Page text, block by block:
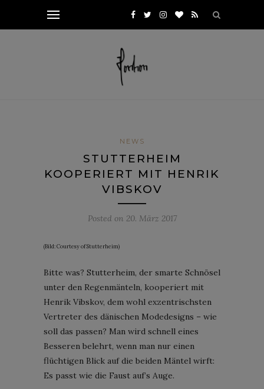
NEWS
STUTTERHEIM
KOOPERIERT MIT HENRIK
VIBSKOV
Posted on 20. März 2017
(Bild: Courtesy of Stutterheim)
Bitte was? Stutterheim, der smarte Schnösel
unter den Regenmänteln, kooperiert mit
Henrik Vibskov, dem wohl exzentrischsten
Vertreter des dänischen Modedesigns – wie
soll das passen? Man wird schnell eines
Besseren belehrt, wenn man nur einen
flüchtigen Blick auf die beiden Mäntel wirft:
Es passt wie die Faust auf’s Auge.